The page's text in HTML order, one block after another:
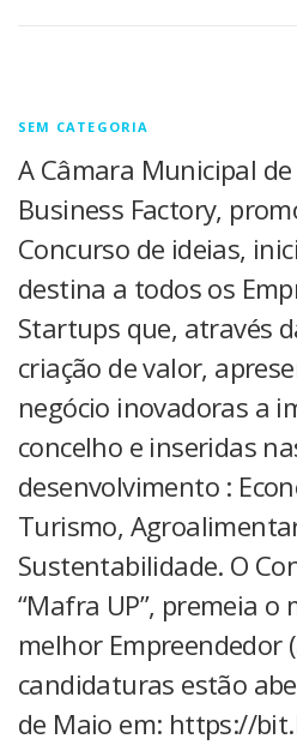
SEM CATEGORIA
A Câmara Municipal
Business Factory,
Concurso de ideias,
destina a todos os
Startups que, através
criação de valor,
negócio inovadoras a
concelho e inseridas
desenvolvimento :
Turismo,
Sustentabilidade. O
“Mafra UP”, premeia
melhor Empreendedor
candidaturas estão
de Maio em: https://